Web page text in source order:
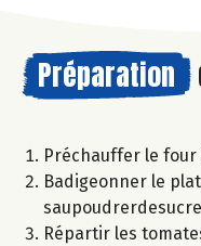
Préparation
Préchauffer le four
Badigeonner le
Répartir les